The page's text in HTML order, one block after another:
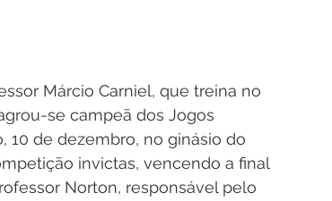
Márcio Carniel, que treina no
se campeã dos Jogos
10 de dezembro, no ginásio do
invictas, vencendo a final
Norton, responsável pelo